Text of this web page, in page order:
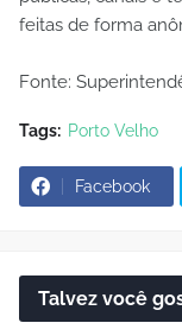
feitas de forma
Fonte:
Tags: Porto Velho
Facebook
Talvez você